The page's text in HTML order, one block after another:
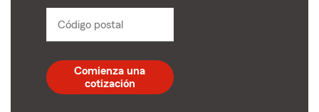
Código postal
postal
de
5
Comienza una
cotización